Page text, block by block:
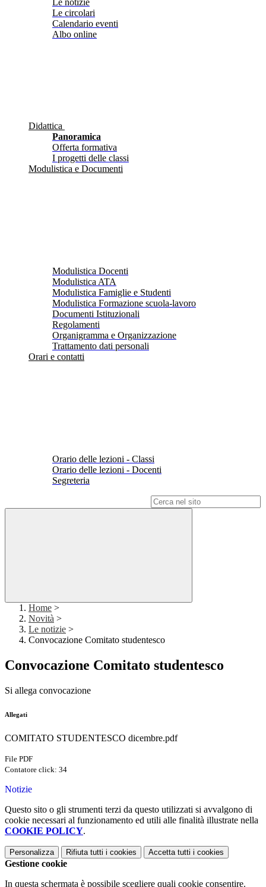
Le notizie
Le circolari
Calendario eventi
Albo online
Didattica
Panoramica
Offerta formativa
I progetti delle classi
Modulistica e Documenti
Modulistica Docenti
Modulistica ATA
Modulistica Famiglie e Studenti
Modulistica Formazione scuola-lavoro
Documenti Istituzionali
Regolamenti
Organigramma e Organizzazione
Trattamento dati personali
Orari e contatti
Orario delle lezioni - Classi
Orario delle lezioni - Docenti
Segreteria
Home >
Novità >
Le notizie >
Convocazione Comitato studentesco
Convocazione Comitato studentesco
Si allega convocazione
Allegati
COMITATO STUDENTESCO dicembre.pdf
File PDF
Contatore click: 34
Notizie
Questo sito o gli strumenti terzi da questo utilizzati si avvalgono di
cookie necessari al funzionamento ed utili alle finalità illustrate nella
COOKIE POLICY.
Personalizza Rifiuta tutti i cookies Accetta tutti i cookies
Gestione cookie
In questa schermata è possibile scegliere quali cookie consentire.